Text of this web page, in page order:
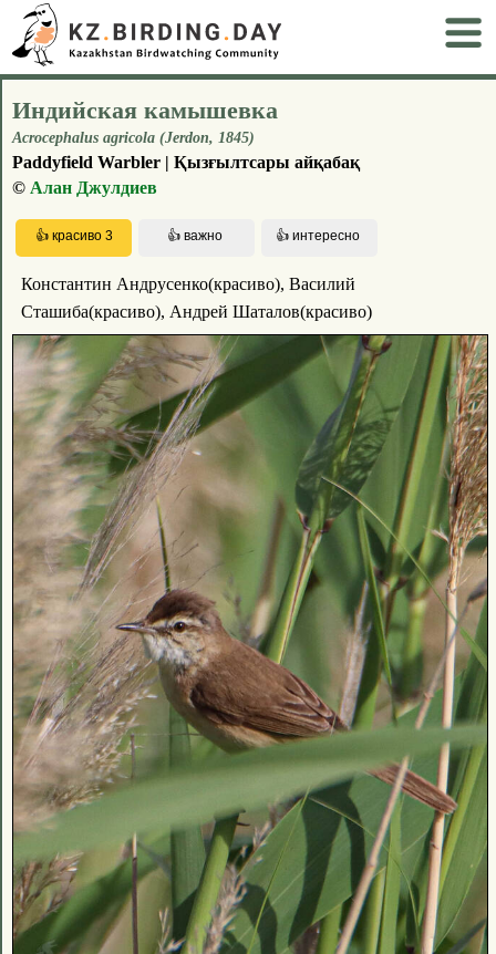
Индийская камышевка
Acrocephalus agricola (Jerdon, 1845)
Paddyfield Warbler | Қызғылтсары айқабақ
© Алан Джулдиев
Константин Андрусенко(красиво), Василий
Сташиба(красиво), Андрей Шаталов(красиво)